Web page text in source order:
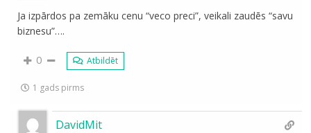
Ja izpārdos pa zemāku cenu “veco preci”, veikali zaudēs “savu
biznesu”….
0 Atbildēt
1 gads pirms
DavidMit